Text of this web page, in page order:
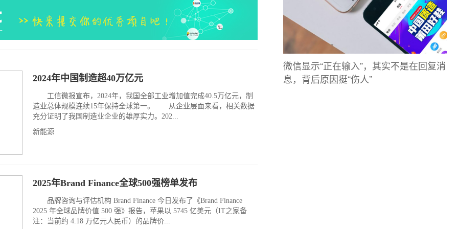
2024年中国制造超40万亿元
工信微报宣布，2024年，我国全部工业增加值完成40.5万亿元，制
造业总体规模连续15年保持全球第一。 从企业层面来看，相关数据
充分证明了我国制造业企业的雄厚实力。202...
新能源
2025年Brand Finance全球500强榜单发布
品牌咨询与评估机构 Brand Finance 今日发布了《Brand Finance
2025 年全球品牌价值 500 强》报告，苹果以 5745 亿美元（IT之家备
注：当前约 4.18 万亿元人民币）的品牌价...
微信显示“正在输入”，其实不是在回复消
息，背后原因挺“伤人”